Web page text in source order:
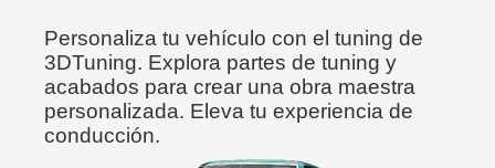
Personaliza tu vehículo con el tuning de
3DTuning. Explora partes de tuning y
acabados para crear una obra maestra
personalizada. Eleva tu experiencia de
conducción.